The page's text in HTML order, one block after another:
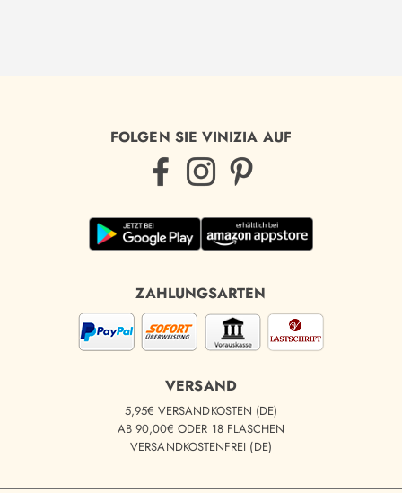
FOLGEN SIE VINIZIA AUF
ZAHLUNGSARTEN
VERSAND
5,95€ VERSANDKOSTEN (DE)
AB 90,00€ ODER 18 FLASCHEN
VERSANDKOSTENFREI (DE)